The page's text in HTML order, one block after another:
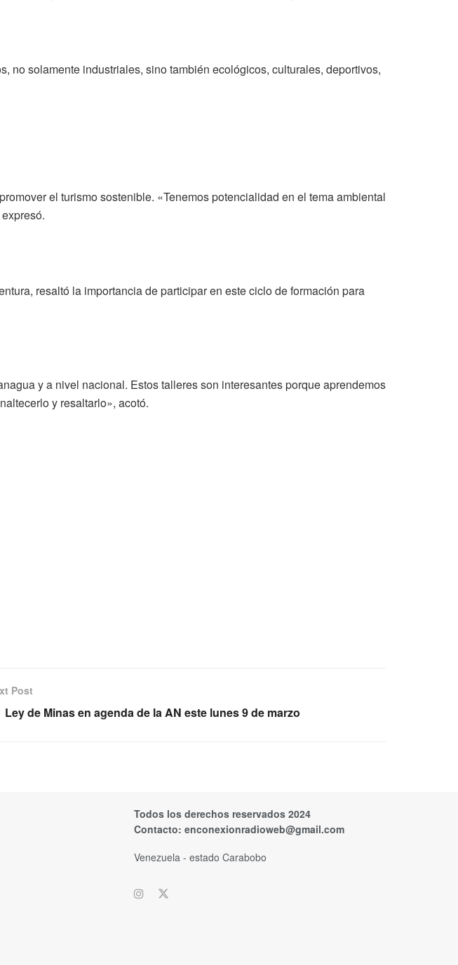
no solamente industriales, sino también ecológicos, culturales, deportivos,
el turismo sostenible. «Tenemos potencialidad en el tema ambiental
resaltó la importancia de participar en este ciclo de formación para
y a nivel nacional. Estos talleres son interesantes porque aprendemos
y resaltarlo», acotó.
Post
Ley de Minas en agenda de la AN este lunes 9 de marzo
Todos los derechos reservados 2024
Contacto: enconexionradioweb@gmail.com
Venezuela - estado Carabobo